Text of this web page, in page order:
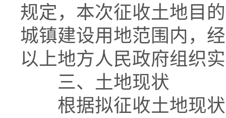
规定，本次征收土地目
城镇建设用地范围内，
以上地方人民政府组织
三、土地现状
根据拟征收土地现状